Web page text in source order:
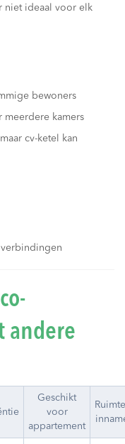
niet ideaal voor elk
bewoners
kamers
cv-ketel kan
andere
Geschikt
voor
appartement